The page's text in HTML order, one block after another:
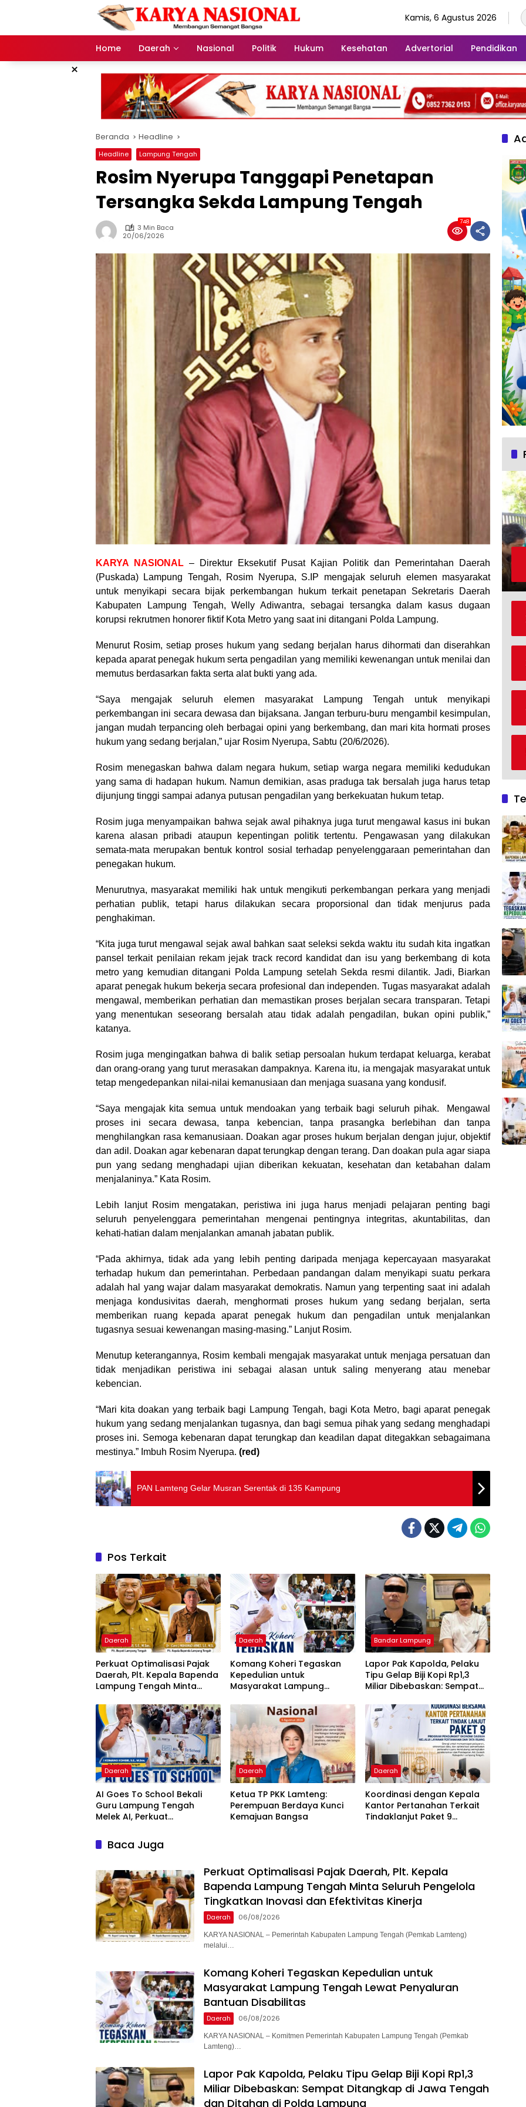
Kamis, 6 Agustus 2026
Home Daerah Nasional Politik Hukum Kesehatan Advertorial Pendidikan
×
Beranda Headline
Headline Lampung Tengah
Rosim Nyerupa Tanggapi Penetapan
Tersangka Sekda Lampung Tengah
3 Min Baca
20/06/2026
748
KARYA NASIONAL – Direktur Eksekutif Pusat Kajian Politik dan Pemerintahan Daerah
(Puskada) Lampung Tengah, Rosim Nyerupa, S.IP mengajak seluruh elemen masyarakat
untuk menyikapi secara bijak perkembangan hukum terkait penetapan Sekretaris Daerah
Kabupaten Lampung Tengah, Welly Adiwantra, sebagai tersangka dalam kasus dugaan
korupsi rekrutmen honorer fiktif Kota Metro yang saat ini ditangani Polda Lampung.
Menurut Rosim, setiap proses hukum yang sedang berjalan harus dihormati dan diserahkan
kepada aparat penegak hukum serta pengadilan yang memiliki kewenangan untuk menilai dan
memutus berdasarkan fakta serta alat bukti yang ada.
“Saya mengajak seluruh elemen masyarakat Lampung Tengah untuk menyikapi
perkembangan ini secara dewasa dan bijaksana. Jangan terburu-buru mengambil kesimpulan,
jangan mudah terpancing oleh berbagai opini yang berkembang, dan mari kita hormati proses
hukum yang sedang berjalan,” ujar Rosim Nyerupa, Sabtu (20/6/2026).
Rosim menegaskan bahwa dalam negara hukum, setiap warga negara memiliki kedudukan
yang sama di hadapan hukum. Namun demikian, asas praduga tak bersalah juga harus tetap
dijunjung tinggi sampai adanya putusan pengadilan yang berkekuatan hukum tetap.
Rosim juga menyampaikan bahwa sejak awal pihaknya juga turut mengawal kasus ini bukan
karena alasan pribadi ataupun kepentingan politik tertentu. Pengawasan yang dilakukan
semata-mata merupakan bentuk kontrol sosial terhadap penyelenggaraan pemerintahan dan
penegakan hukum.
Menurutnya, masyarakat memiliki hak untuk mengikuti perkembangan perkara yang menjadi
perhatian publik, tetapi harus dilakukan secara proporsional dan tidak menjurus pada
penghakiman.
“Kita juga turut mengawal sejak awal bahkan saat seleksi sekda waktu itu sudah kita ingatkan
pansel terkait penilaian rekam jejak track record kandidat dan isu yang berkembang di kota
metro yang kemudian ditangani Polda Lampung setelah Sekda resmi dilantik. Jadi, Biarkan
aparat penegak hukum bekerja secara profesional dan independen. Tugas masyarakat adalah
mengawal, memberikan perhatian dan memastikan proses berjalan secara transparan. Tetapi
yang menentukan seseorang bersalah atau tidak adalah pengadilan, bukan opini publik,”
katanya.
Rosim juga mengingatkan bahwa di balik setiap persoalan hukum terdapat keluarga, kerabat
dan orang-orang yang turut merasakan dampaknya. Karena itu, ia mengajak masyarakat untuk
tetap mengedepankan nilai-nilai kemanusiaan dan menjaga suasana yang kondusif.
“Saya mengajak kita semua untuk mendoakan yang terbaik bagi seluruh pihak. Mengawal
proses ini secara dewasa, tanpa kebencian, tanpa prasangka berlebihan dan tanpa
menghilangkan rasa kemanusiaan. Doakan agar proses hukum berjalan dengan jujur, objektif
dan adil. Doakan agar kebenaran dapat terungkap dengan terang. Dan doakan pula agar siapa
pun yang sedang menghadapi ujian diberikan kekuatan, kesehatan dan ketabahan dalam
menjalaninya.” Kata Rosim.
Lebih lanjut Rosim mengatakan, peristiwa ini juga harus menjadi pelajaran penting bagi
seluruh penyelenggara pemerintahan mengenai pentingnya integritas, akuntabilitas, dan
kehati-hatian dalam menjalankan amanah jabatan publik.
“Pada akhirnya, tidak ada yang lebih penting daripada menjaga kepercayaan masyarakat
terhadap hukum dan pemerintahan. Perbedaan pandangan dalam menyikapi suatu perkara
adalah hal yang wajar dalam masyarakat demokratis. Namun yang terpenting saat ini adalah
menjaga kondusivitas daerah, menghormati proses hukum yang sedang berjalan, serta
memberikan ruang kepada aparat penegak hukum dan pengadilan untuk menjalankan
tugasnya sesuai kewenangan masing-masing.” Lanjut Rosim.
Menutup keterangannya, Rosim kembali mengajak masyarakat untuk menjaga persatuan dan
tidak menjadikan peristiwa ini sebagai alasan untuk saling menyerang atau menebar
kebencian.
“Mari kita doakan yang terbaik bagi Lampung Tengah, bagi Kota Metro, bagi aparat penegak
hukum yang sedang menjalankan tugasnya, dan bagi semua pihak yang sedang menghadapi
proses ini. Semoga kebenaran dapat terungkap dan keadilan dapat ditegakkan sebagaimana
mestinya.” Imbuh Rosim Nyerupa. (red)
PAN Lamteng Gelar Musran Serentak di 135 Kampung
Pos Terkait
Daerah
Perkuat Optimalisasi Pajak
Daerah, Plt. Kepala Bapenda
Lampung Tengah Minta
Tingkatkan Inovasi dan
Efektivitas Kinerja
Daerah
Komang Koheri Tegaskan
Kepedulian untuk
Masyarakat Lampung
Bantuan Disabilitas
Bandar Lampung
Lapor Pak Kapolda, Pelaku
Tipu Gelap Biji Kopi Rp1,3
Miliar Dibebaskan: Sempat
dan Ditahan di Polda
Lampung
Daerah
AI Goes To School Bekali
Guru Lampung Tengah
Melek AI, Perkuat
Digital
Daerah
Ketua TP PKK Lamteng:
Perempuan Berdaya Kunci
Kemajuan Bangsa
Daerah
Koordinasi dengan Kepala
Kantor Pertanahan Terkait
Tindaklanjut Paket 9
Baca Juga
Perkuat Optimalisasi Pajak Daerah, Plt. Kepala
Bapenda Lampung Tengah Minta Seluruh Pengelola
Tingkatkan Inovasi dan Efektivitas Kinerja
Daerah 06/08/2026
KARYA NASIONAL – Pemerintah Kabupaten Lampung Tengah (Pemkab Lamteng)
melalui…
Komang Koheri Tegaskan Kepedulian untuk
Masyarakat Lampung Tengah Lewat Penyaluran
Bantuan Disabilitas
Daerah 06/08/2026
KARYA NASIONAL – Komitmen Pemerintah Kabupaten Lampung Tengah (Pemkab
Lamteng)…
Lapor Pak Kapolda, Pelaku Tipu Gelap Biji Kopi Rp1,3
Miliar Dibebaskan: Sempat Ditangkap di Jawa Tengah
dan Ditahan di Polda Lampung